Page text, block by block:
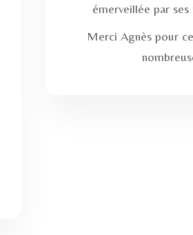
émerveillée par
Merci Agnès pour